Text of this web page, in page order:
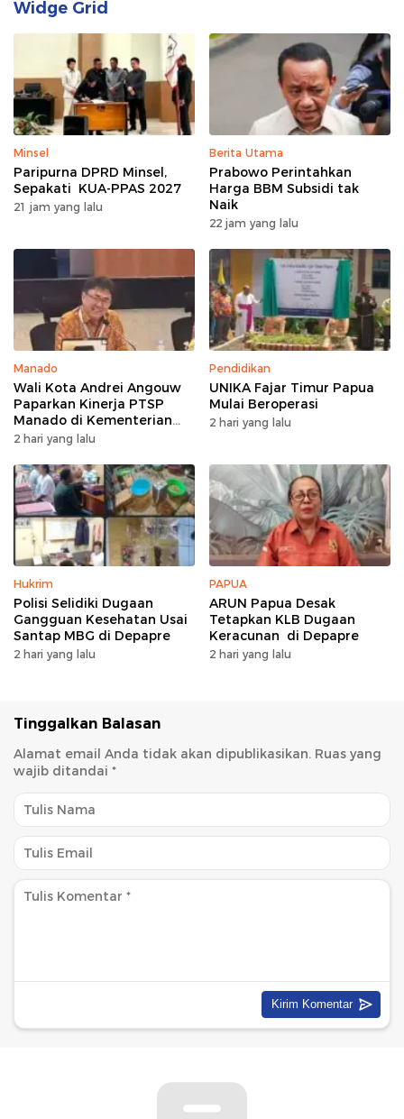
Widge Grid
Minsel
Paripurna DPRD Minsel,
Sepakati KUA-PPAS 2027
21 jam yang lalu
Berita Utama
Prabowo Perintahkan
Harga BBM Subsidi tak
Naik
22 jam yang lalu
Manado
Wali Kota Andrei Angouw
Paparkan Kinerja PTSP
Manado di Kementerian
Investasi
2 hari yang lalu
Pendidikan
UNIKA Fajar Timur Papua
Mulai Beroperasi
2 hari yang lalu
Hukrim
Polisi Selidiki Dugaan
Gangguan Kesehatan Usai
Santap MBG di Depapre
2 hari yang lalu
PAPUA
ARUN Papua Desak
Tetapkan KLB Dugaan
Keracunan di Depapre
2 hari yang lalu
Tinggalkan Balasan
Alamat email Anda tidak akan dipublikasikan. Ruas yang
wajib ditandai *